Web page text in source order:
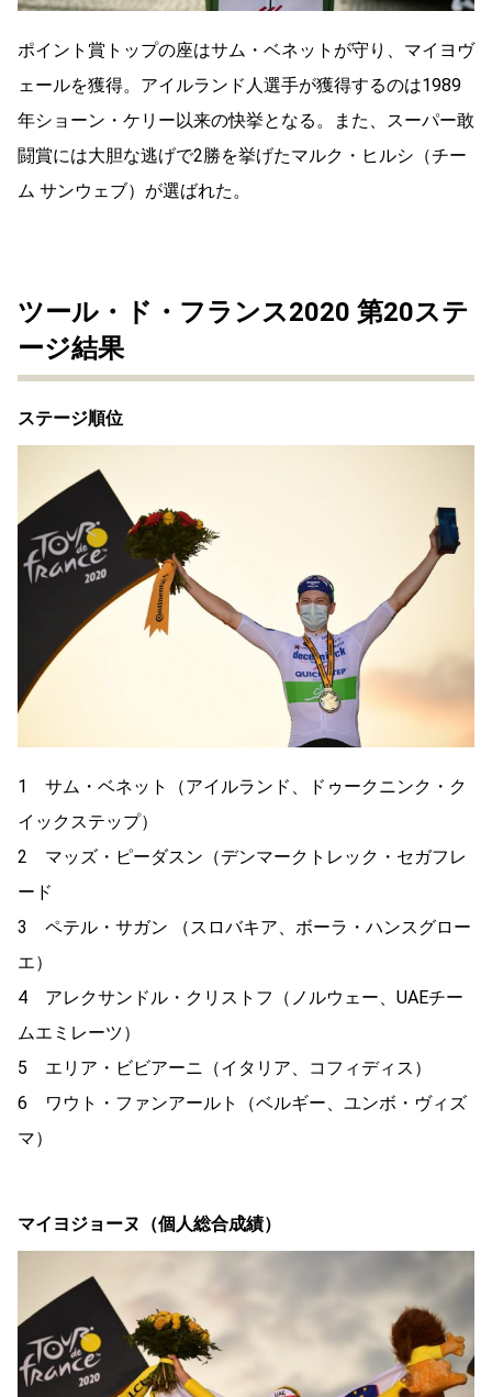
ポイント賞トップの座はサム・ベネットが守り、マイヨヴ
ェールを獲得。アイルランド人選手が獲得するのは1989
年ショーン・ケリー以来の快挙となる。また、スーパー敢
闘賞には大胆な逃げで2勝を挙げたマルク・ヒルシ（チー
ム サンウェブ）が選ばれた。
ツール・ド・フランス2020 第20ステ
ージ結果
ステージ順位
1 サム・ベネット（アイルランド、ドゥークニンク・ク
イックステップ）
2 マッズ・ピーダスン（デンマークトレック・セガフレ
ード
3 ペテル・サガン （スロバキア、ボーラ・ハンスグロー
エ）
4 アレクサンドル・クリストフ（ノルウェー、UAEチー
ムエミレーツ）
5 エリア・ビビアーニ（イタリア、コフィディス）
6 ワウト・ファンアールト（ベルギー、ユンボ・ヴィズ
マ）
マイヨジョーヌ（個人総合成績）